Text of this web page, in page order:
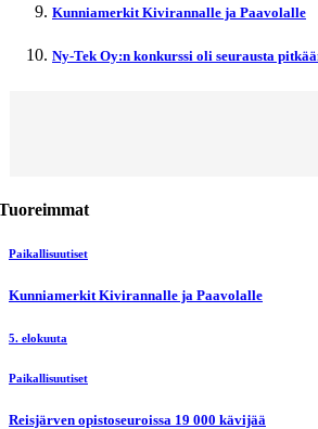
Kunniamerkit Kivirannalle ja Paavolalle
Ny-Tek Oy:n konkurssi oli seurausta
Paikallisuutiset
Kunniamerkit Kivirannalle ja Paavolalle
5. elokuuta
Paikallisuutiset
Reisjärven opistoseuroissa 19 000 kävijää